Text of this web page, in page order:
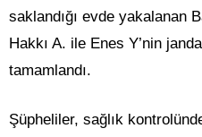
saklandığı evde yakalanan
Hakkı A. ile Enes Y’nin
tamamlandı.
Şüpheliler, sağlık